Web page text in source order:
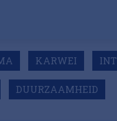
KARWEI
DUURZAAMHEID